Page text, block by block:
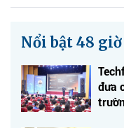
Nổi bật 48 giờ
đưa